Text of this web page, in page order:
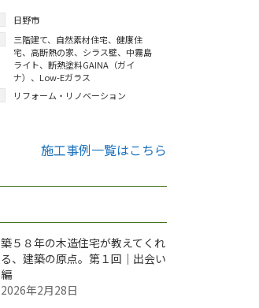
日野市
三階建て、 自然素材住宅、健康住
宅、高断熱の家、 シラス壁、 中霧島
ライト、断熱塗料GAINA（ガイ
ナ）、 Low-Eガラス
リフォーム・リノベーション
施工事例一覧はこちら
築５８年の木造住宅が教えてくれ
る、建築の原点。第１回｜出会い
編
2026年2月28日